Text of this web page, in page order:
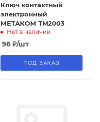
Ключ контактный
электронный
МЕТАКОМ TM2003
Нет в наличии
96₽/шт
ПОД ЗАКАЗ